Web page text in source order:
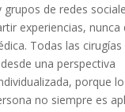
grupos de redes
experiencias, nunca
Todas las
una perspectiva
porque
no siempre es